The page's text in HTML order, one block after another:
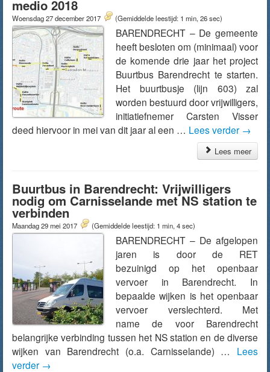
medio 2018
Woensdag 27 december 2017 (Gemiddelde leestijd: 1 min, 26 sec)
BARENDRECHT – De gemeente
heeft besloten om (minimaal) voor
de komende drie jaar het project
Buurtbus Barendrecht te starten.
Het buurtbusje (lijn 603) zal
worden bestuurd door vrijwilligers,
initiatiefnemer Carsten Visser
deed hiervoor in mei van dit jaar al een … Lees verder →
Lees meer
Buurtbus in Barendrecht: Vrijwilligers
nodig om Carnisselande met NS station te
verbinden
Maandag 29 mei 2017 (Gemiddelde leestijd: 1 min, 4 sec)
BARENDRECHT – De afgelopen
jaren is door de RET
bezuinigd op het openbaar
vervoer in Barendrecht. In
bepaalde wijken is het openbaar
vervoer verslechterd. Met
name de voor Barendrecht
belangrijke verbinding tussen het NS station en de diverse
wijken van Barendrecht (o.a. Carnisselande) … Lees
verder →